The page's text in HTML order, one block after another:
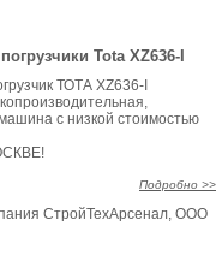
Tota XZ636-I
ТОТА XZ636-I
с низкой стоимостью
Подробно >>
СтройТехАрсенал, ООО